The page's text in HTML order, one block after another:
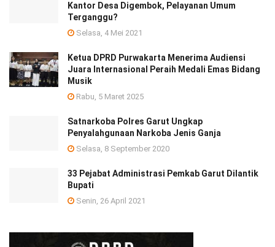
Kantor Desa Digembok, Pelayanan Umum
Terganggu?
Selasa, 4 Mei 2021
Ketua DPRD Purwakarta Menerima Audiensi
Juara Internasional Peraih Medali Emas Bidang
Musik
Rabu, 5 Maret 2025
Satnarkoba Polres Garut Ungkap
Penyalahgunaan Narkoba Jenis Ganja
Selasa, 8 September 2020
33 Pejabat Administrasi Pemkab Garut Dilantik
Bupati
Senin, 26 April 2021